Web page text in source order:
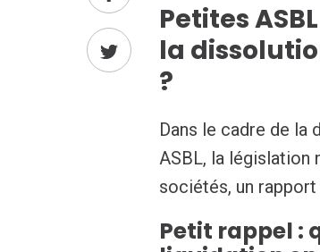
Petites
la
?
Dans le cadre de la
ASBL, la législation
sociétés, un
Petit rappel :